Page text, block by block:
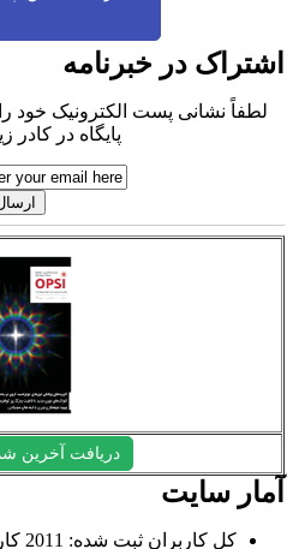
در خبرنامه
لطفاً نشانی پست الکترونیک خود را
پایگاه در کادر
دریافت آخرین
سایت
کل کاربران ثبت شده: 2011 کاربر